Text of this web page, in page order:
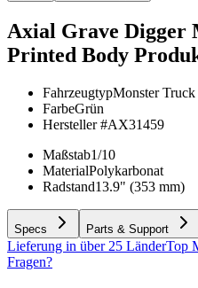
Axial Grave Digger
Printed Body
FahrzeugtypMonster Truck
FarbeGrün
Hersteller #AX31459
Maßstab1/10
MaterialPolykarbonat
Radstand13.9" (353 mm)
Specs Parts & Support
Lieferung in über 25 LänderTop
Fragen?